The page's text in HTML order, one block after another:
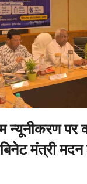
पर
मंत्री मदन